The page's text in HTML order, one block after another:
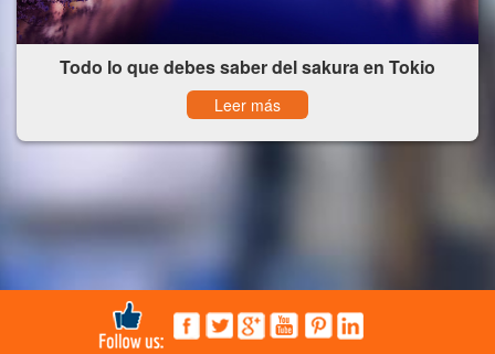
Todo lo que debes saber del sakura en Tokio
Leer más